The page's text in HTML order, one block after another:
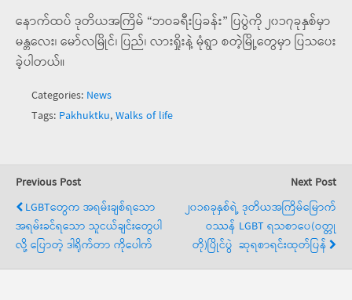
နောက်ထပ် ဒုတိယအကြိမ် “ဘဝခရီးပြခန်း” ပြပွဲကို ၂၀၁၇ခုနှစ်မှာ
မန္တလေး၊ မော်လမြိုင်၊ ပြည်၊ လားရှိုးနဲ့ မုံရွာ စတဲ့မြို့တွေမှာ ပြသပေး
ခဲ့ပါတယ်။
Categories: News
Tags: Pakhuktku,Walks of life
Previous Post
LGBTတွေက အရမ်းချစ်ရသော
အရမ်းခင်ရသော သူငယ်ချင်းတွေပါ
လို့ ပြောတဲ့ ဒါရိုက်တာ ကိုပေါက်
Next Post
၂၀၁၈ခုနှစ်ရဲ့ ဒုတိယအကြိမ်မြောက်
ဝဿန် LGBT ရသစာပေ(ဝတ္တု
တို)ပြိုင်ပွဲ ဆုရစာရင်းထုတ်ပြန်